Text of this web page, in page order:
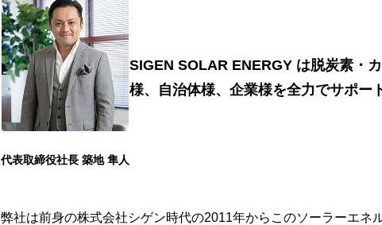
代表取締役社長 築地 隼人
SIGEN SOLAR ENERGY は脱炭素・
様、自治体様、企業様を全力でサポー
弊社は前身の株式会社シゲン時代の2011年からこのソーラーエネ